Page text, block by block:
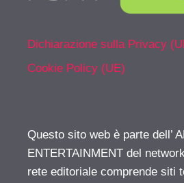
Dichiarazione sulla Privacy
Cookie Policy (UE)
Questo sito web è parte dell’
ENTERTAINMENT del
rete editoriale comprende siti